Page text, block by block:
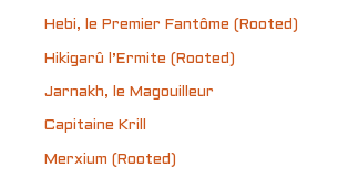
Hebi, le Premier Fantôme (Rooted)
Hikigarû l’Ermite (Rooted)
Jarnakh, le Magouilleur
Capitaine Krill
Merxium (Rooted)